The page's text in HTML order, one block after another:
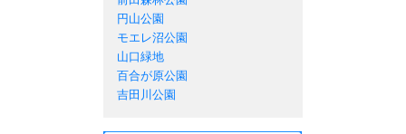
円山公園
モエレ沼公園
山口緑地
百合が原公園
吉田川公園